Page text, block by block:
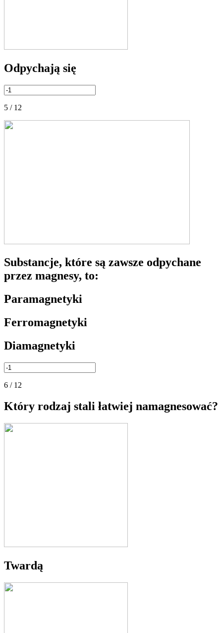
Odpychają się
5 / 12
Substancje, które są zawsze odpychane
przez magnesy, to:
Paramagnetyki
Ferromagnetyki
Diamagnetyki
6 / 12
Który rodzaj stali łatwiej namagnesować?
Twardą